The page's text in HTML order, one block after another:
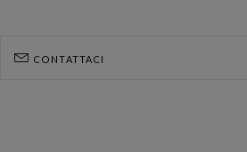
CONTATTACI